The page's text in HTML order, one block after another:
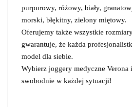
purpurowy, różowy, biały,
morski, błękitny, zielony miętowy.
Oferujemy także wszystkie
gwarantuje, że każda
model dla siebie.
Wybierz joggery medyczne
swobodnie w każdej sytuacji!